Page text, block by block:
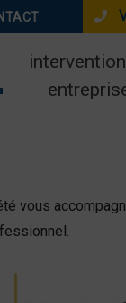
vous